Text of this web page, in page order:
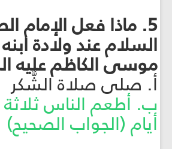
5. ماذا فعل الإمام
السلام عند ولادة
موسى الكاظم عليه
أ. صلى صلاة الشُّكر
ب. أطعم الناس ثلاثة
أيام (الجواب الصحيح)